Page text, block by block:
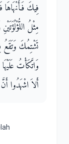
فِيكَ فَأَنْهَاهَا
مِثْلُ
تَشْتِمُكَ وَتَقَعُ
وَاتَّكَأْتُ
أَلاَ اشْهَدُوا